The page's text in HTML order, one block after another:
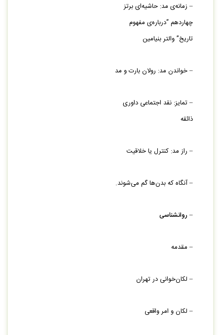
– زمانه‌‏ی مد: حاشیه‏‌ای برتز
چهاردهم “درباره‌‏ی مفهوم
تاریخ” والتر بنیامین
– خواندن مد: رولان بارت و مد
– تمایز: نقد اجتماعی داوری
ذائقه
– راز مد: کنترل یا خلاقیت
– آنگاه که بدن‌‏ها گم می‏‌شوند.
– روان‏شناسی
– مقدمه
– لکان‏‌خوانی در تهران
– لکان و امر واقعی